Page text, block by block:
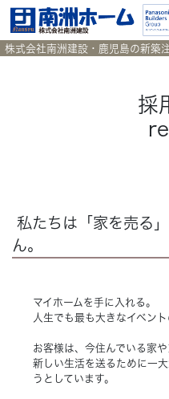
施工実例集
News 新着情報
Voice お客様の声
Blog 暮らしのコラム
株式会社南洲建設・鹿児島の新築
採
私たちは「家を売る
ん。
マイホームを手に入れる。
人生でも最も大きなイベント
お客様は、今住んでいる家
新しい生活を送るために一
うとしています。